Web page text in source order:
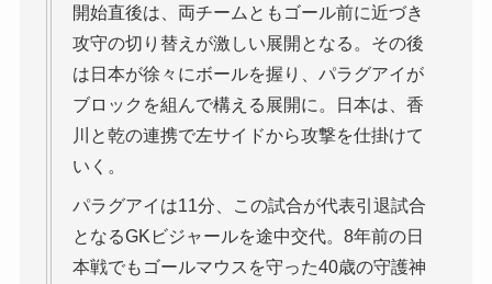
開始直後は、両チームともゴール前に近づき
攻守の切り替えが激しい展開となる。その後
は日本が徐々にボールを握り、パラグアイが
ブロックを組んで構える展開に。日本は、香
川と乾の連携で左サイドから攻撃を仕掛けて
いく。
パラグアイは11分、この試合が代表引退試合
となるGKビジャールを途中交代。8年前の日
本戦でもゴールマウスを守った40歳の守護神